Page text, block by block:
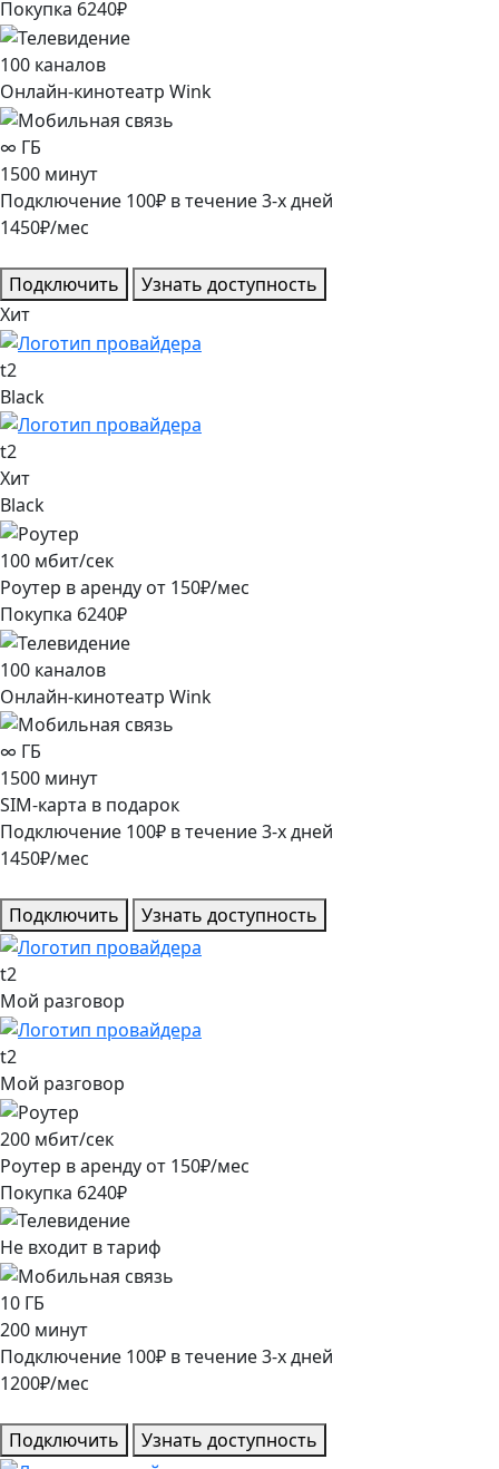
Покупка 6240₽
100 каналов
Онлайн-кинотеатр Wink
∞ ГБ
1500 минут
Подключение 100₽ в течение3-х дней
1450₽/мес
Подключить
Узнать доступность
Хит
t2
Black
t2
Хит
Black
100 мбит/сек
Роутер в аренду от 150₽/мес
Покупка 6240₽
100 каналов
Онлайн-кинотеатр Wink
∞ ГБ
1500 минут
SIM-карта в подарок
Подключение 100₽ в течение3-х дней
1450₽/мес
Подключить Узнать доступность
t2
Мой разговор
t2
Мой разговор
200 мбит/сек
Роутер в аренду от 150₽/мес
Покупка 6240₽
Не входит в тариф
10 ГБ
200 минут
Подключение 100₽ в течение3-х дней
1200₽/мес
Подключить Узнать доступность